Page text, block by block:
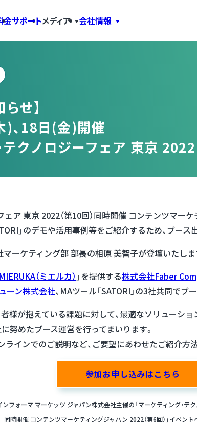
金サポートメディア 会社情報
せ】
、18日(金)開催
テクノロジーフェア 東京 2022
ア 東京 2022（第10回）同時開催 コンテンツマー
」のデモや活用事例等をご紹介するため、ブース
マーケティング部 部長の相原 美智子が登壇いたしま
MIERUKA（ミエルカ） 」を提供する株式会社Faber
ーン株式会社、MAツール「SATORI」の3社共同でブ
様が抱えている課題に対して、最適なソリューショ
努めたブース運営を行ってまいります。
ラインでのご説明など、ご要望にあわせたご紹介方
参加お申し込みはこちら
フォーマ マーケッツ ジャパン株式会社主催の「マーケティング・テク
同時開催 コンテンツマーケティングジャパン 2022（第6回）」イベン